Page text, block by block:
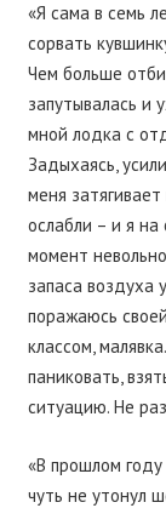
«Я сама в семь
сорвать
Чем больше
запутывалась и
мной лодка с
Задыхаясь,
меня
ослабли – и я на
момент
запаса воздуха
поражаюсь
классом,
паниковать,
ситуацию. Не
«В прошлом
чуть не утонул